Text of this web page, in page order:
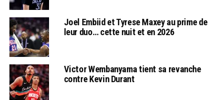
Joel Embiid et Tyrese Maxey au prime de
leur duo… cette nuit et en 2026
Victor Wembanyama tient sa revanche
contre Kevin Durant